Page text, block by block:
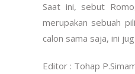
Saat ini, sebut
merupakan sebuah
calon sama saja, ini
Editor : Tohap